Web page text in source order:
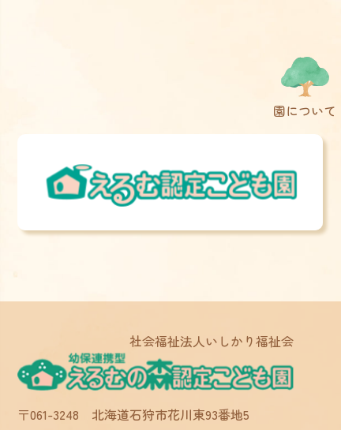
園について
社会福祉法人いしかり福祉会
〒061-3248 北海道石狩市花川東93番地5